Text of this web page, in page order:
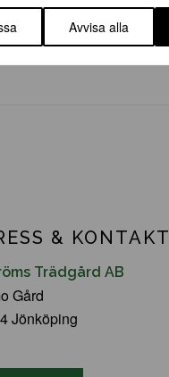
Avvisa alla
& KONTAKT
Trädgård AB
Gård
Jönköping